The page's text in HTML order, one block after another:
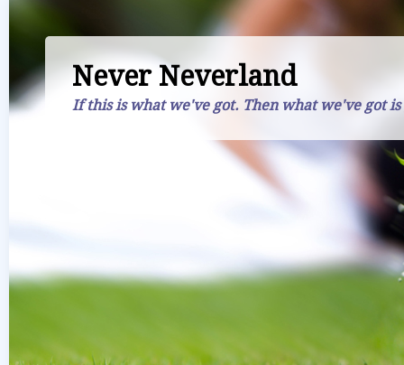
Never Neverland
If this is what we've got. Then what we've got is